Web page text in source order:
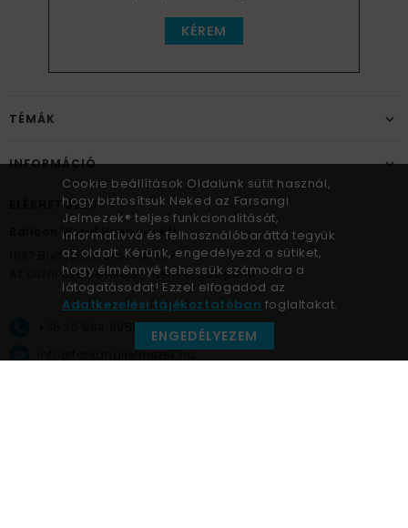
KÉREM
TÉMÁK
INFORMÁCIÓ
ELÉRHETŐSÉG
Balloon World Hungary Kft.
Budapest, Bécsi út 267.
Az oldal üzemeltetője – nem átadó pont!
+36 30 984 6955
info@farsangijelmezek.hu
Cookie beállítások Oldalunk sütit használ,
hogy biztosítsuk Neked az Farsangi
Jelmezek® teljes funkcionalitását,
informatívvá és felhasználóbaráttá tegyük
az oldalt. Kérünk, engedélyezd a sütiket,
hogy élménnyé tehessük számodra a
látogatásodat! Ezzel elfogadod az
Adatkezelési tájékoztatóban foglaltakat.
ENGEDÉLYEZEM